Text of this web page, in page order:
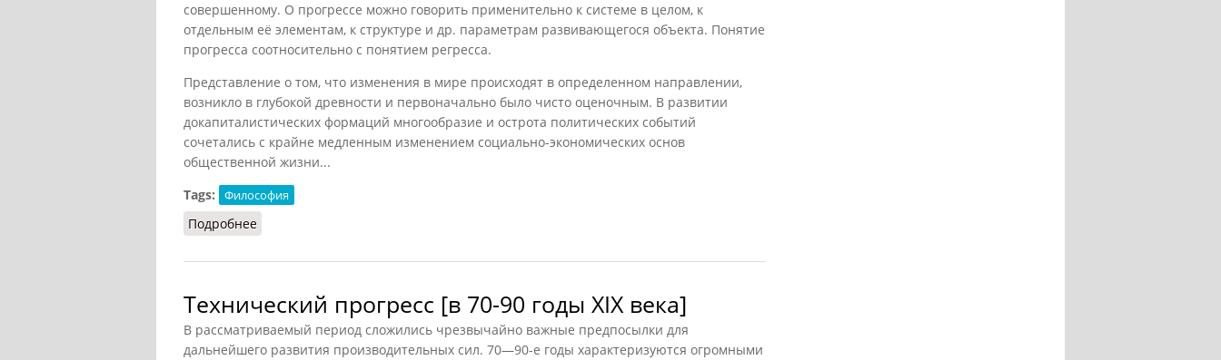
совершенному. О прогрессе можно говорить применительно к системе в целом, к
отдельным её элементам, к структуре и др. параметрам развивающегося объекта. Понятие
прогресса соотносительно с понятием регресса.
Представление о том, что изменения в мире происходят в определенном направлении,
возникло в глубокой древности и первоначально было чисто оценочным. В развитии
докапиталистических формаций многообразие и острота политических событий
сочетались с крайне медленным изменением социально-экономических основ
общественной жизни...
Tags:
Философия
Подробнее
Технический прогресс [в 70-90 годы XIX века]
В рассматриваемый период сложились чрезвычайно важные предпосылки для
дальнейшего развития производительных сил. 70—90-е годы характеризуются огромными